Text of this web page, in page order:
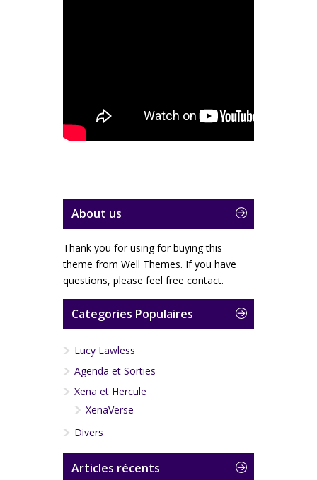
About us
Thank you for using for buying this
theme from Well Themes. If you have
questions, please feel free contact.
Categories Populaires
Lucy Lawless
Agenda et Sorties
Xena et Hercule
XenaVerse
Divers
Articles récents